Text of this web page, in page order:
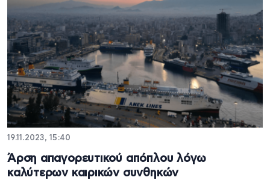
19.11.2023, 15:40
Άρση απαγορευτικού απόπλου λόγω
καλύτερων καιρικών συνθηκών